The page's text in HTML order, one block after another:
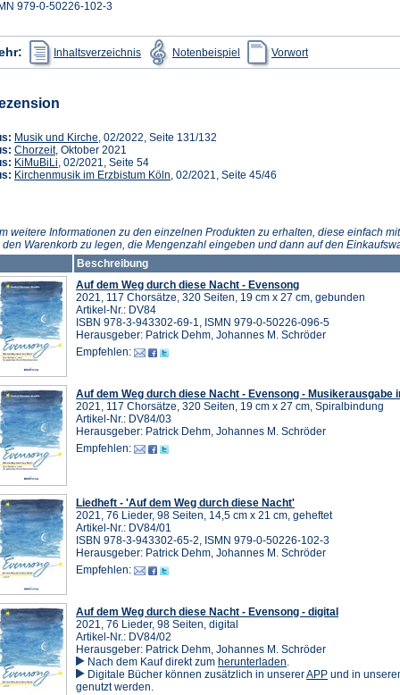
979-0-50226-102-3
Inhaltsverzeichnis
(Öffnet
in
einem
Notenbeispiel
(Öffnet
in
einem
Vorwortin
einem
Musik und Kirche (Öffnet
in
einem
neuen
, 02/2022, Seite 131/132
Chorzeit(Öffnet
in
einem
, Oktober 2021
KiMuBiLi (Öffnet
in
, 02/2021, Seite 54
Kirchenmusik im Erzbistum Köln (Öffnet
, 02/2021, Seite 45/46
weitere Informationen zu den einzelnen Produkten zu erhalten, diese einfach
den Warenkorb zu legen, die Mengenzahl eingeben und dann auf den
Beschreibung
Auf dem Weg durch diese Nacht - Evensong
2021, 117 Chorsätze, 320 Seiten, 19 cm x 27 cm, gebunden
Artikel-Nr.: DV84
ISBN 978-3-943302-69-1, ISMN 979-0-50226-096-5
Herausgeber: Patrick Dehm, Johannes M. Schröder
Empfehlen:
Auf dem Weg durch diese Nacht - Evensong - Musikerausgabe
2021, 117 Chorsätze, 320 Seiten, 19 cm x 27 cm, Spiralbindung
Artikel-Nr.: DV84/03
Herausgeber: Patrick Dehm, Johannes M. Schröder
Empfehlen:
Liedheft - 'Auf dem Weg durch diese Nacht'
2021, 76 Lieder, 98 Seiten, 14,5 cm x 21 cm, geheftet
Artikel-Nr.: DV84/01
ISBN 978-3-943302-65-2, ISMN 979-0-50226-102-3
Herausgeber: Patrick Dehm, Johannes M. Schröder
Empfehlen:
Auf dem Weg durch diese Nacht - Evensong - digital
2021, 76 Lieder, 98 Seiten, digital
Artikel-Nr.: DV84/02
Herausgeber: Patrick Dehm, Johannes M. Schröder
Nach dem Kauf direkt zum herunterladen
in
.
Digitale Bücher können zusätzlich in unsererAPP(Öffnet
und in
genutzt werden.